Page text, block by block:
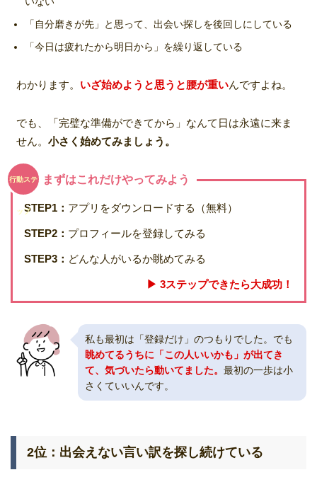
「自分磨きが先」と思って、出会い探しを後回しにしている
「今日は疲れたから明日から」を繰り返している
わかります。 いざ始めようと思うと腰が重いんですよね。
でも、「完璧な準備ができてから」なんて日は永遠に来ま
せん。 小さく始めてみましょう。
行動ステ
ップ
まずはこれだけやってみよう
STEP1： アプリをダウンロードする（無料）
STEP2： プロフィールを登録してみる
STEP3： どんな人がいるか眺めてみる
▶︎ 3ステップできたら大成功！
私も最初は「登録だけ」のつもりでした。でも
眺めてるうちに「この人いいかも」が出てき
て、気づいたら動いてました。 最初の一歩は小
さくていいんです。
2位：出会えない言い訳を探し続けている